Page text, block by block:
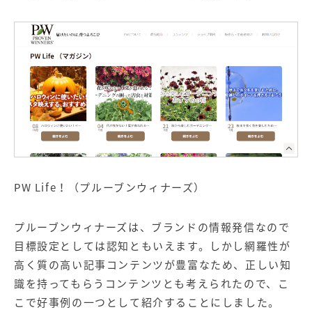
PW Life！（プルーブンウィナーズ）
プルーブンウィナーズは、ブランドの情報発信なので
目標設定としては認知ともいえます。しかし網羅性が
高く質の高い記事コンテンツが豊富なため、正しい知
識を持ってもらうコンテンツとも考えられたので、こ
こで好事例の一つとして紹介することにしました。